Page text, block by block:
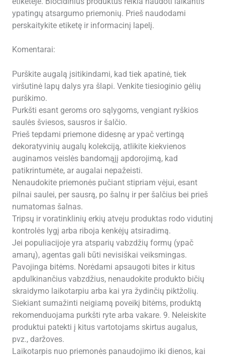
ypatingų atsargumo priemonių. Prieš naudodami
perskaitykite etiketę ir informacinį lapelį.
Komentarai:
Purškite augalą įsitikindami, kad tiek apatinė, tiek
viršutinė lapų dalys yra šlapi. Venkite tiesioginio gėlių
purškimo.
Purkšti esant geroms oro sąlygoms, vengiant ryškios
saulės šviesos, sausros ir šalčio.
Prieš tepdami priemone didesnę ar ypač vertingą
dekoratyvinių augalų kolekciją, atlikite kiekvienos
auginamos veislės bandomąjį apdorojimą, kad
patikrintumėte, ar augalai nepažeisti.
Nenaudokite priemonės pučiant stipriam vėjui, esant
pilnai saulei, per sausrą, po šalnų ir per šalčius bei prieš
numatomas šalnas.
Tripsų ir voratinklinių erkių atveju produktas rodo vidutinį
kontrolės lygį arba riboja kenkėjų atsiradimą.
Jei populiacijoje yra atsparių vabzdžių formų (ypač
amarų), agentas gali būti nevisiškai veiksmingas.
Pavojinga bitėms. Norėdami apsaugoti bites ir kitus
apdulkinančius vabzdžius, nenaudokite produkto bičių
skraidymo laikotarpiu arba kai yra žydinčių piktžolių.
Siekiant sumažinti neigiamą poveikį bitėms, produktą
rekomenduojama purkšti ryte arba vakare. 9. Neleiskite
produktui patekti į kitus vartotojams skirtus augalus,
pvz., daržoves.
Laikotarpis nuo priemonės panaudojimo iki dienos, kai